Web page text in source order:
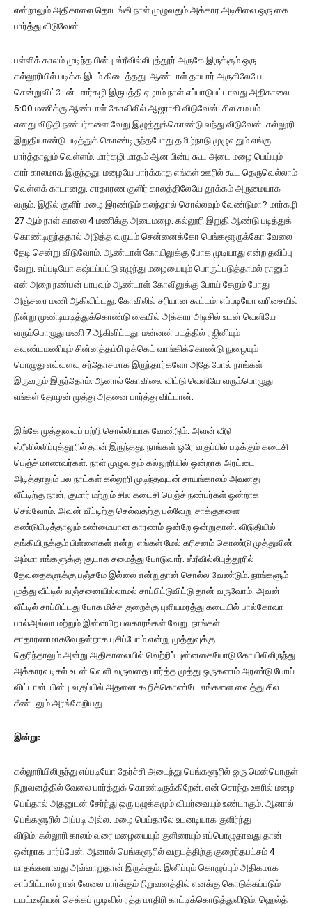
என்றாலும் அதிகாலை தொடங்கி நாள் முழுவதும் அக்கார அடிசிலை ஒரு கை
பார்த்து விடுவேன்.
பள்ளிக் காலம் முடிந்த பின்பு ஸ்ரீவில்லிபுத்தூர் அருகே இருக்கும் ஒரு
கல்லூரியில் படிக்க இடம் கிடைத்தது. ஆண்டாள் தாயார் அருகிலேயே
சென்றுவிட்டேன். மார்கழி இருபத்தி ஏழாம் நாள் எப்பாடுபட்டாவது அதிகாலை
5:00 மணிக்கு ஆண்டாள் கோவிலில் ஆஜராகி விடுவேன். சில சமயம்
எனது விடுதி நண்பர்களை வேறு இழுத்துக்கொண்டு வந்து விடுவேன். கல்லூரி
இறுதியாண்டு படித்துக் கொண்டிருந்தபோது தமிழ்நாடு முழுவதும் எங்கு
பார்த்தாலும் வெள்ளம். மார்கழி மாதம் ஆன பின்பு கூட அடை மழை பெய்யும்
கார் காலமாக இருந்தது. மழையே பார்க்காத எங்கள் ஊரில் கூட தெருவெல்லாம்
வெள்ளக் காடானது. சாதாரண குளிர் காலத்திலேயே தூக்கம் அருமையாக
வரும். இதில் குளிர் மழை இரண்டும் கலந்தால் சொல்லவும் வேண்டுமா? மார்கழி
27 ஆம் நாள் காலை 4 மணிக்கு அடைமழை. கல்லூரி இறுதி ஆண்டு படித்துக்
கொண்டிருந்ததால் அடுத்த வருடம் சென்னைக்கோ பெங்களூருக்கோ வேலை
தேடி சென்று விடுவோம். ஆண்டாள் கோயிலுக்கு போக முடியாது என்ற தவிப்பு
வேறு. எப்படியோ கஷ்டப்பட்டு எழுந்து மழையையும் பொருட்படுத்தாமல் நானும்
என் அறை நண்பன் பாபுவும் ஆண்டாள் கோவிலுக்கு போய் சேரும் போது
அஞ்சரை மணி ஆகிவிட்டது. கோவிலில் சரியான கூட்டம். எப்படியோ வரிசையில்
நின்று முண்டியடித்துக்கொண்டு கையில் அக்கார அடிசில் உடன் வெளியே
வரும்பொழுது மணி 7 ஆகிவிட்டது. மன்னன் படத்தில் ரஜினியும்
கவுண்டமணியும் சின்னத்தம்பி டிக்கெட் வாங்கிக்கொண்டு நுழையும்
பொழுது எவ்வளவு சந்தோசமாக இருந்தார்களோ அதே போல் நாங்கள்
இருவரும் இருந்தோம். ஆனால் கோவிலை விட்டு வெளியே வரும்பொழுது
எங்கள் தோழன் முத்து அதனை பார்த்து விட்டான்.
இங்கே முத்துவைப் பற்றி சொல்லியாக வேண்டும். அவன் வீடு
ஸ்ரீவில்லிப்புத்தூரில் தான் இருந்தது. நாங்கள் ஒரே வகுப்பில் படிக்கும் கடைசி
பெஞ்ச் மாணவர்கள். நாள் முழுவதும் கல்லூரியில் ஒன்றாக அரட்டை
அடித்தாலும் பல நாட்கள் கல்லூரி முடிந்தவுடன் சாயங்காலம் அவனது
வீட்டிற்கு நான், குமார் மற்றும் சில கடைசி பெஞ்ச் நண்பர்கள் ஒன்றாக
செல்வோம். அவன் வீட்டிற்கு செல்வதற்கு பல்வேறு சாக்குகளை
கண்டுபிடித்தாலும் உண்மையான காரணம் ஒன்றே ஒன்றுதான். விடுதியில்
தங்கியிருக்கும் பிள்ளைகள் என்று எங்கள் மேல் கரிசனம் கொண்டு முத்துவின்
அம்மா எங்களுக்கு சூடாக சமைத்து போடுவார். ஸ்ரீவில்லிபுத்தூரில்
தேவதைகளுக்கு பஞ்சமே இல்லை என்றுதான் சொல்ல வேண்டும். நாங்களும்
முத்து வீட்டில் வஞ்சனையில்லாமல் சாப்பிட்டுவிட்டு தான் வருவோம். அவன்
வீட்டில் சாப்பிட்டது போக மிச்ச குறைக்கு புளியமரத்து கடையில் பால்கோவா
பால்அல்வா மற்றும் இன்னபிற பலகாரங்கள் வேறு. நாங்கள்
சாதாரணமாகவே நன்றாக புசிப்போம் என்று முத்துவுக்கு
தெரிந்தாலும் அன்று அதிகாலையில் வெற்றிப் புன்னகையோடு கோயிலிலிருந்து
அக்காரவடிசல் உடன் வெளி வருவதை பார்த்த முத்து ஒருகணம் அரண்டு போய்
விட்டான். பின்பு வகுப்பில் அதனை கூறிக்கொண்டே எங்களை வைத்து சில
சீண்டலும் அரங்கேறியது.
இன்று:
கல்லூரியிலிருந்து எப்படியோ தேர்ச்சி அடைந்து பெங்களூரில் ஒரு மென்பொருள்
நிறுவனத்தில் வேலை பார்த்துக் கொண்டிருக்கிறேன். என் சொந்த ஊரில் மழை
பெய்தால் அதனுடன் சேர்ந்து ஒரு புழுக்கமும் வியர்வையும் உண்டாகும். ஆனால்
பெங்களூரில் அப்படி அல்ல. மழை பெய்தாலே உடனடியாக குளிர்ந்து
விடும். கல்லூரி காலம் வரை மழையையும் குளிரையும் எப்பொழுதாவது தான்
ஒன்றாக பார்ப்பேன். ஆனால் பெங்களூரில் வருடத்திற்கு குறைந்தபட்சம் 4
மாதங்களாவது அவ்வாறுதான் இருக்கும். இனிப்பும் கொழுப்பும் அதிகமாக
சாப்பிட்டால் நான் வேலை பார்க்கும் நிறுவனத்தில் எனக்கு கொடுக்கப்படும்
டயட்டீஷியன் செக்கப் முடிவில் ரத்த மாதிரி காட்டிக்கொடுத்துவிடும். ஹெல்த்